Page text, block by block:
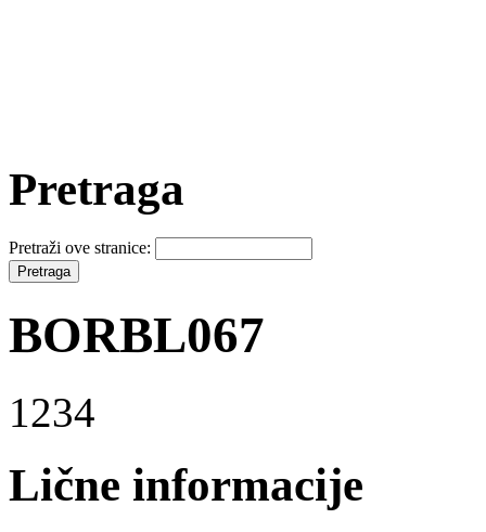
Pretraga
Pretraži ove stranice:
BORBL067
1234
Lične informacije